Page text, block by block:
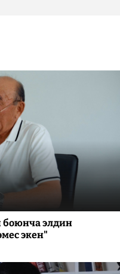
боюнча элдин
экен"